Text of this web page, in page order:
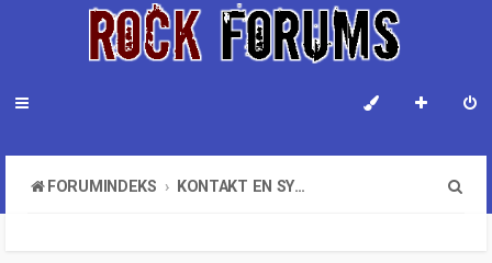
FORUMINDEKS KONTAKT EN SYSTEMADMINISTRATOR